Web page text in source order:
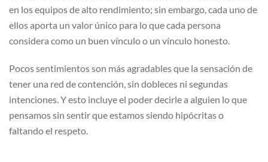
en los equipos de alto rendimiento; sin embargo, cada uno de
ellos aporta un valor único para lo que cada persona
considera como un buen vínculo o un vínculo honesto.
Pocos sentimientos son más agradables que la sensación de
tener una red de contención, sin dobleces ni segundas
intenciones. Y esto incluye el poder decirle a alguien lo que
pensamos sin sentir que estamos siendo hipócritas o
faltando el respeto.